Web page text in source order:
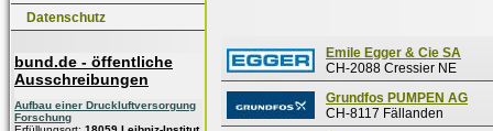
Datenschutz
bund.de - öffentliche
Ausschreibungen
Aufbau einer Druckluftversorgung
Forschung
Emile Egger & Cie SA
CH-2088 Cressier NE
Grundfos PUMPEN AG
CH-8117 Fällanden